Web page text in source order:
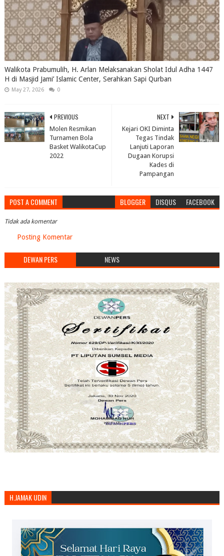
Walikota Prabumulih, H. Arlan Melaksanakan Sholat Idul Adha 1447
H di Masjid Jami’ Islamic Center, Serahkan Sapi Qurban
May 27, 2026 0
NEXT
Kejari OKI Diminta
Tegas Tindak
Lanjuti Laporan
Dugaan Korupsi
Kades di
Pampangan
PREVIOUS
Molen Resmikan
Turnamen Bola
Basket WalikotaCup
2022
POST A COMMENT BLOGGER DISQUS FACEBOOK
Tidak ada komentar
Posting Komentar
DEWAN PERS NEWS
H.JAMAK UDIN